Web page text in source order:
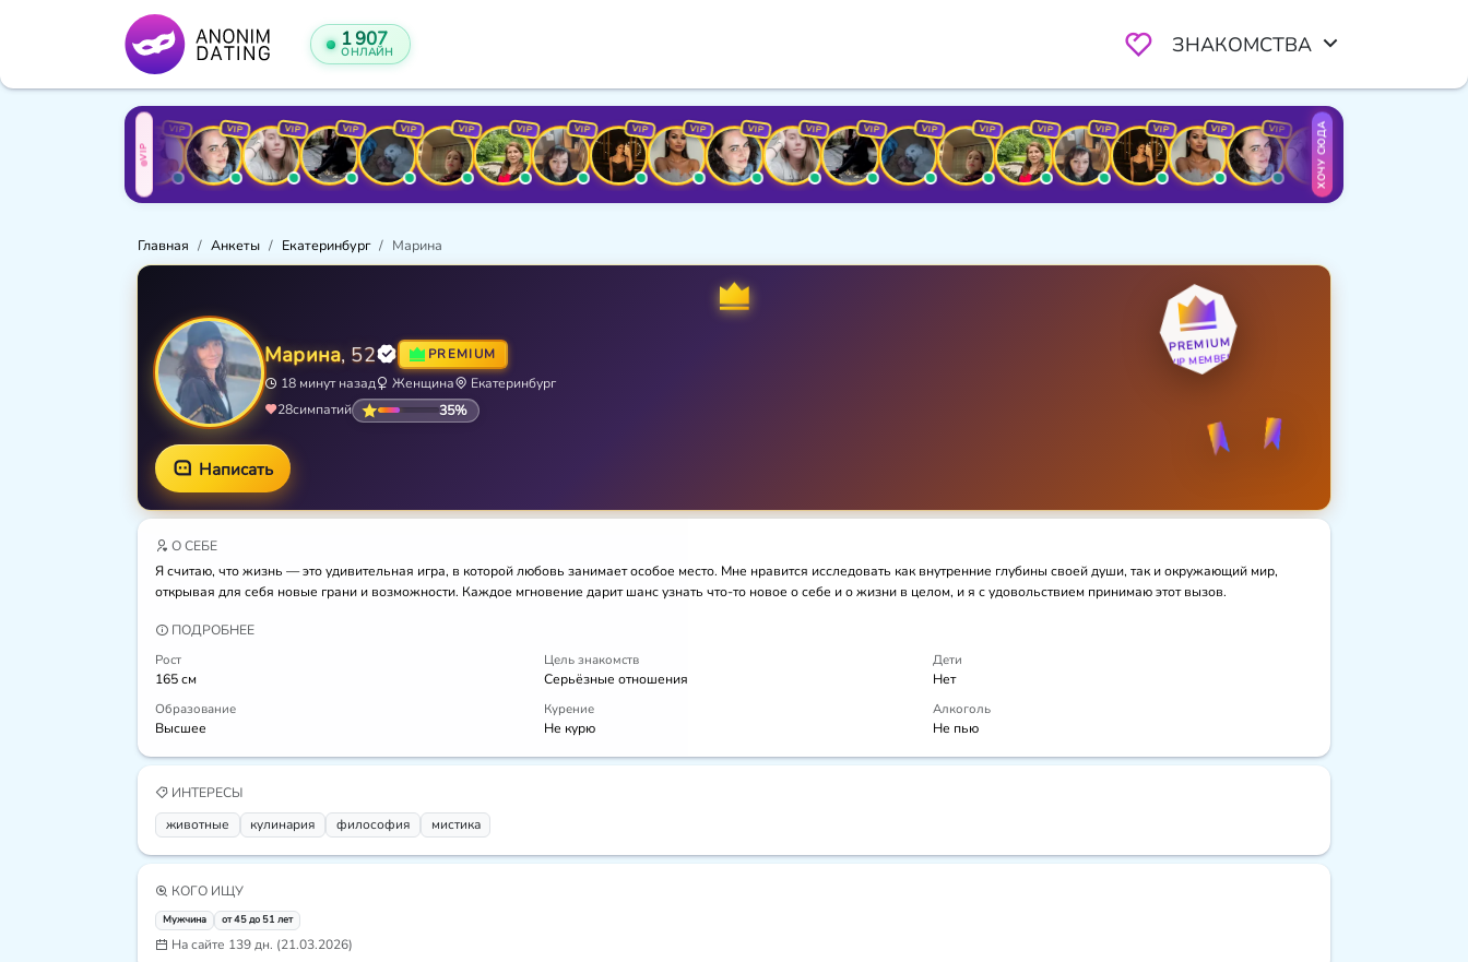
1 907
ОНЛАЙН ЗНАКОМСТВА
VIP
VIP VIP VIP VIP VIP VIP VIP VIP VIP VIP VIP VIP VIP VIP VIP VIP VIP VIP VIP VIP ХОЧУ СЮДА
Главная Анкеты Екатеринбург Марина
PREMIUM
VIP MEMBER
Марина, 52
PREMIUM
18 минут назад
Женщина
Екатеринбург
28симпатий 35%
Написать
О СЕБЕ
Я считаю, что жизнь — это удивительная игра, в которой любовь занимает особое место. Мне нравится исследовать как внутренние глубины своей души, так и окружающий мир,
открывая для себя новые грани и возможности. Каждое мгновение дарит шанс узнать что-то новое о себе и о жизни в целом, и я с удовольствием принимаю этот вызов.
ПОДРОБНЕЕ
Рост
165 см
Цель знакомств
Серьёзные отношения
Дети
Нет
Образование
Высшее
Курение
Не курю
Алкоголь
Не пью
ИНТЕРЕСЫ
животные
кулинария философия мистика
КОГО ИЩУ
Мужчина от 45 до 51 лет
На сайте 139 дн. (21.03.2026)